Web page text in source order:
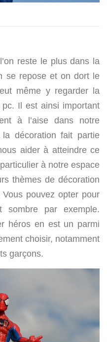
reste le plus dans la
se repose et on dort le
même y regarder la
Il est ainsi important
à l’aise dans notre
décoration fait partie
aider à atteindre ce
à notre espace
thèmes de décoration
pouvez opter pour
sombre par exemple.
héros en est un parmi
choisir, notamment
garçons.